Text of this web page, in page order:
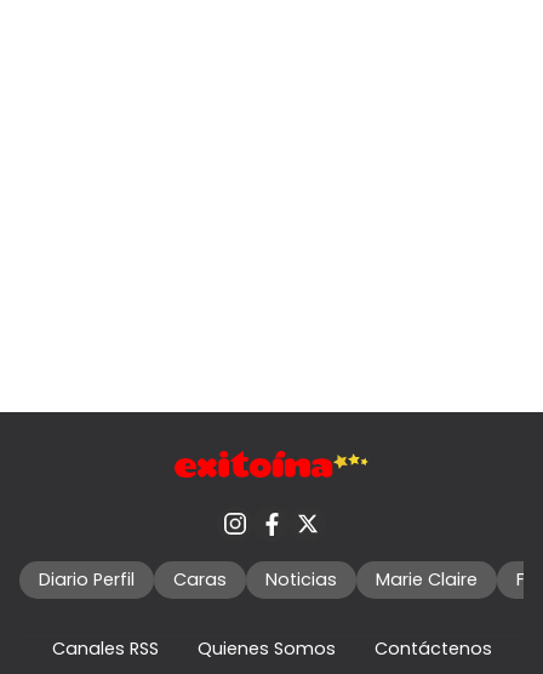
Diario Perfil Caras Noticias Marie Claire
Canales RSS Quienes Somos Contáctenos